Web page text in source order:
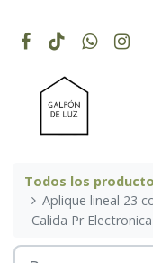
Todos los
Aplique lineal 23
Calida Pr Electronica